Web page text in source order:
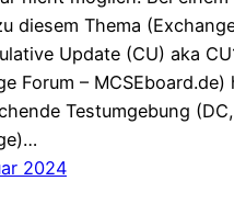
diesem Thema
Update (CU) aka
Forum –
Testumgebung
2024